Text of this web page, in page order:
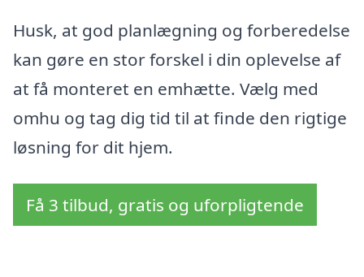
Husk, at god planlægning og forberedelse
kan gøre en stor forskel i din oplevelse af
at få monteret en emhætte. Vælg med
omhu og tag dig tid til at finde den rigtige
løsning for dit hjem.
Få 3 tilbud, gratis og uforpligtende